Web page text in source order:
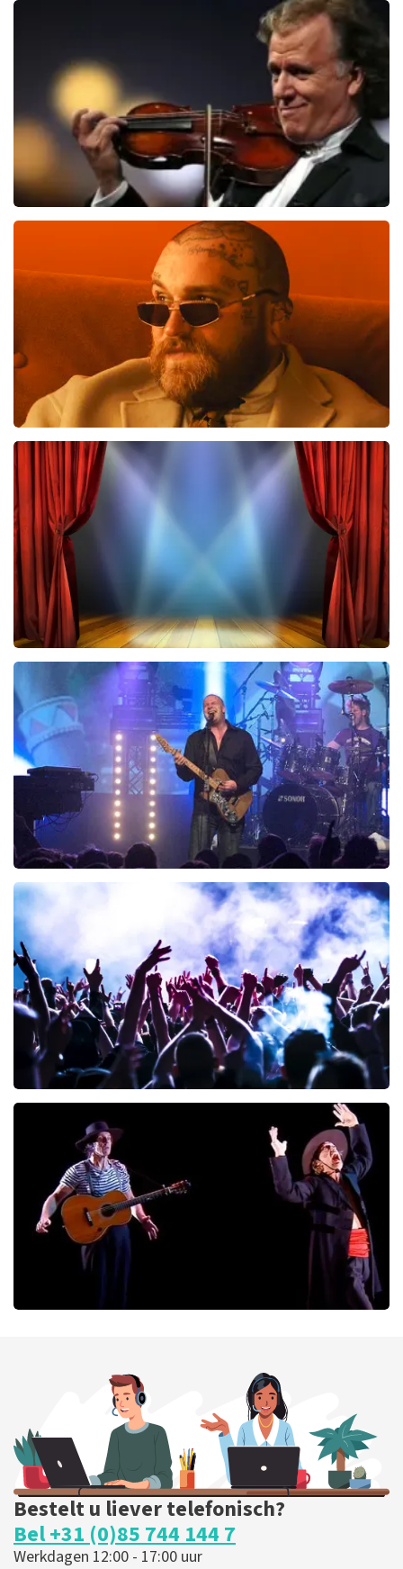
laatste 30 minuten
BESTEL NU
Teddy Swims
433 laatste 30 minuten
BESTEL NU
40 45 De Musical
243laatste 30 minuten
BESTEL NU
BESTEL NU
166laatste 30 minuten
BESTEL NU
BESTEL NU
Bestelt u liever telefonisch?
Bel +31 (0)85 744 144 7
Werkdagen 12:00 - 17:00 uur